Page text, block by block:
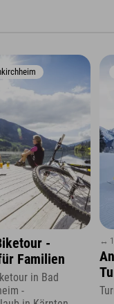
-
Familien
in Bad
-
↔